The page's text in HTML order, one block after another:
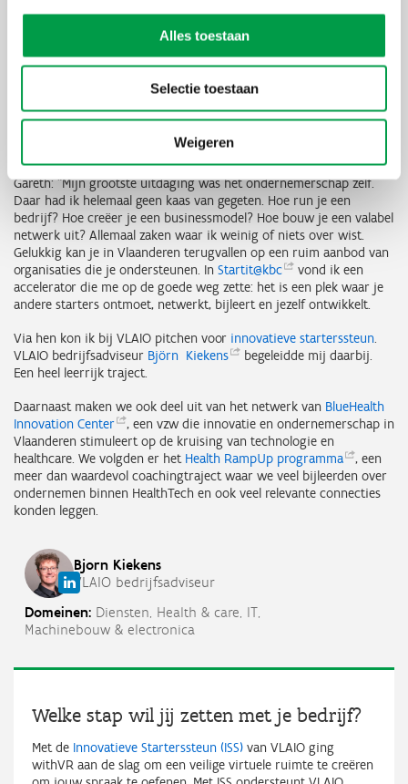
Alles toestaan
Selectie toestaan
Weigeren
Van onderzoek naar ondernemerschap
Gareth: “Mijn grootste uitdaging was het ondernemerschap zelf.
Daar had ik helemaal geen kaas van gegeten. Hoe run je een
bedrijf? Hoe creëer je een businessmodel? Hoe bouw je een valabel
netwerk uit? Allemaal zaken waar ik weinig of niets over wist.
Gelukkig kan je in Vlaanderen terugvallen op een ruim aanbod van
organisaties die je ondersteunen. In Startit@kbc
vond ik een
accelerator die me op de goede weg zette: het is een plek waar je
andere starters ontmoet, netwerkt, bijleert en jezelf ontwikkelt.
Via hen kon ik bij VLAIO pitchen voor innovatieve starterssteun
VLAIO bedrijfsadviseur Björn Kiekens
begeleidde mij daarbij.
Een heel leerrijk traject.
Daarnaast maken we ook deel uit van het netwerk van BlueHealth
Innovation Center
, een vzw die innovatie en ondernemerschap in
Vlaanderen stimuleert op de kruising van technologie en
healthcare. We volgden er het Health RampUp programma
, een
meer dan waardevol coachingtraject waar we veel bijleerden over
ondernemen binnen HealthTech en ook veel relevante connecties
konden leggen.
Bjorn Kiekens
VLAIO bedrijfsadviseur
Domeinen: Diensten, Health & care, IT,
Machinebouw & electronica
Welke stap wil jij zetten met je bedrijf?
Met de Innovatieve Starterssteun (ISS) van VLAIO ging
withVR aan de slag om een veilige virtuele ruimte te creëren